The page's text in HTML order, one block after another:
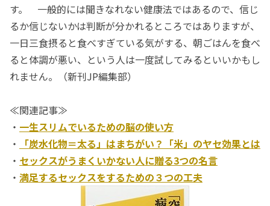
す。 一般的には聞きなれない健康法ではあるので、信じ
るか信じないかは判断が分かれるところではありますが、
一日三食摂ると食べすぎている気がする、朝ごはんを食べ
ると体調が悪い、という人は一度試してみるといいかもし
れません。（新刊JP編集部）
≪関連記事≫
・ 一生スリムでいるための脳の使い方
・
「炭水化物＝太る」はまちがい？「米」のヤセ効果とは
・ セックスがうまくいかない人に贈る3つの名言
・ 満足するセックスをするための３つの工夫